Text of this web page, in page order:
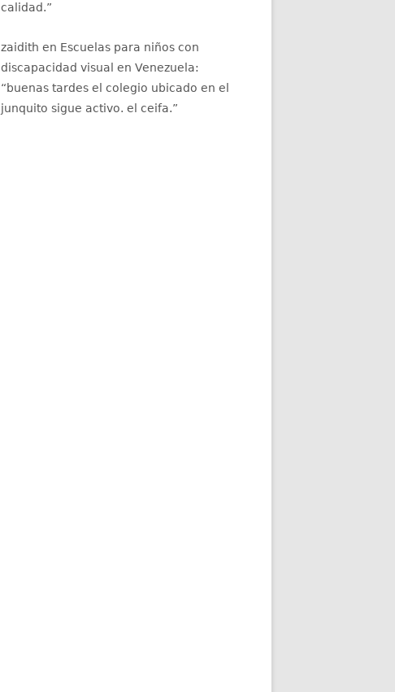
calidad.”
zaidith en Escuelas para niños con
discapacidad visual en Venezuela:
“buenas tardes el colegio ubicado en el
junquito sigue activo. el ceifa.”